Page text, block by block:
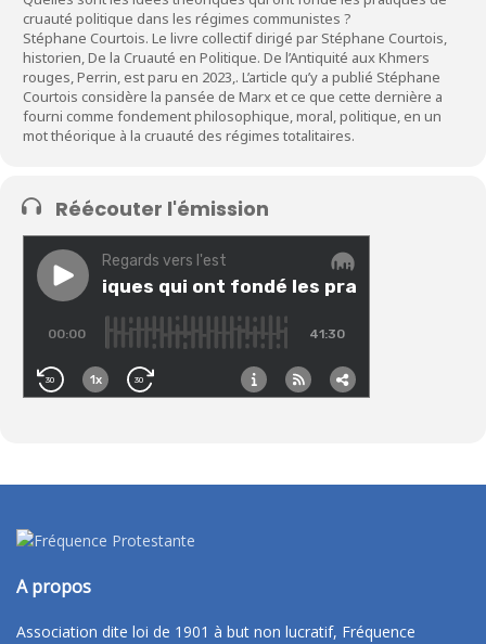
cruauté politique dans les régimes communistes ?
Stéphane Courtois. Le livre collectif dirigé par Stéphane Courtois,
historien, De la Cruauté en Politique. De l’Antiquité aux Khmers
rouges, Perrin, est paru en 2023,. L’article qu’y a publié Stéphane
Courtois considère la pansée de Marx et ce que cette dernière a
fourni comme fondement philosophique, moral, politique, en un
mot théorique à la cruauté des régimes totalitaires.
Réécouter l'émission
A propos
Association dite loi de 1901 à but non lucratif, Fréquence